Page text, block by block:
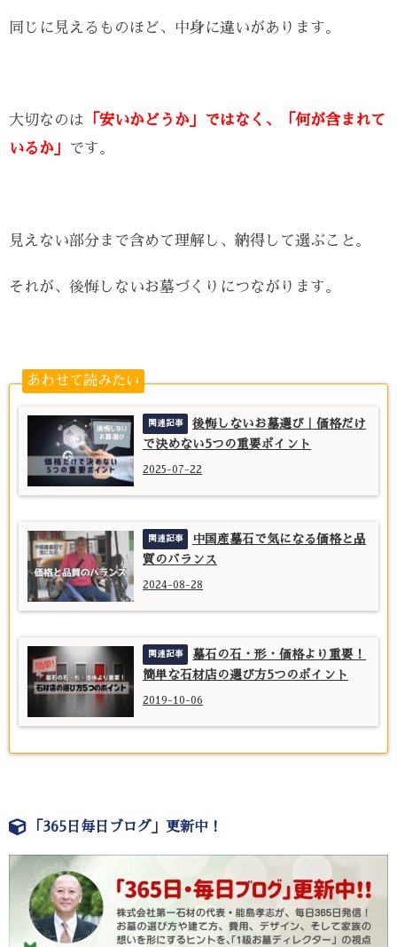
同じに見えるものほど、中身に違いがあります。
大切なのは 「安いかどうか」ではなく、「何が含まれて
いるか」
です。
見えない部分まで含めて理解し、納得して選ぶこと。
それが、後悔しないお墓づくりにつながります。
あわせて読みたい
後悔しないお墓選び｜価格だけ
で決めない5つの重要ポイント
2025-07-22
中国産墓石で気になる価格と品
質のバランス
2024-08-28
墓石の石・形・価格より重要！
簡単な石材店の選び方5つのポイント
2019-10-06
「365日毎日ブログ」更新中！